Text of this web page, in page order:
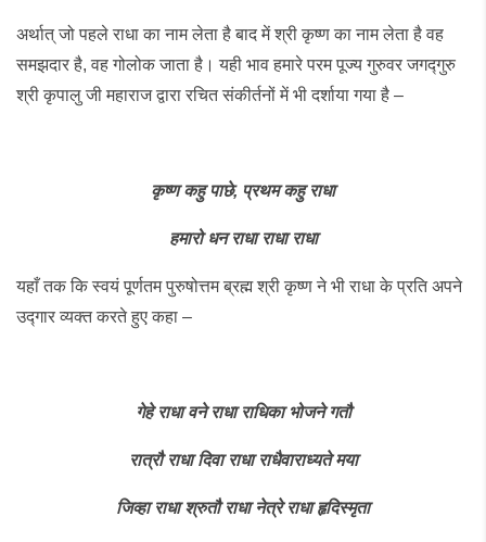
अर्थात् जो पहले राधा का नाम लेता है बाद में श्री कृष्ण का नाम लेता है वह
समझदार है, वह गोलोक जाता है। यही भाव हमारे परम पूज्य गुरुवर जगद्गुरु
श्री कृपालु जी महाराज द्वारा रचित संकीर्तनों में भी दर्शाया गया है –
कृष्ण कहु पाछे, प्रथम कहु राधा
हमारो धन राधा राधा राधा
यहाँ तक कि स्वयं पूर्णतम पुरुषोत्तम ब्रह्म श्री कृष्ण ने भी राधा के प्रति अपने
उद्गार व्यक्त करते हुए कहा –
गेहे राधा वने राधा राधिका भोजने गतौ
रात्रौ राधा दिवा राधा राधैवाराध्यते मया
जिव्हा राधा श्रुतौ राधा नेत्रे राधा हृदिस्मृता